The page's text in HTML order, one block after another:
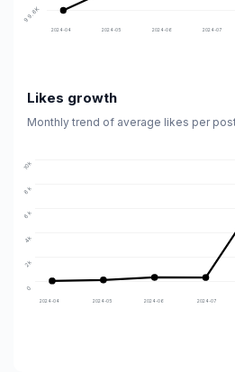
99.8K
2024-04 2024-05 2024-06 2024-07
Likes growth
Monthly trend of average likes per
10k
8k
6k
4k
2k
0
2024-04 2024-05 2024-06 2024-07